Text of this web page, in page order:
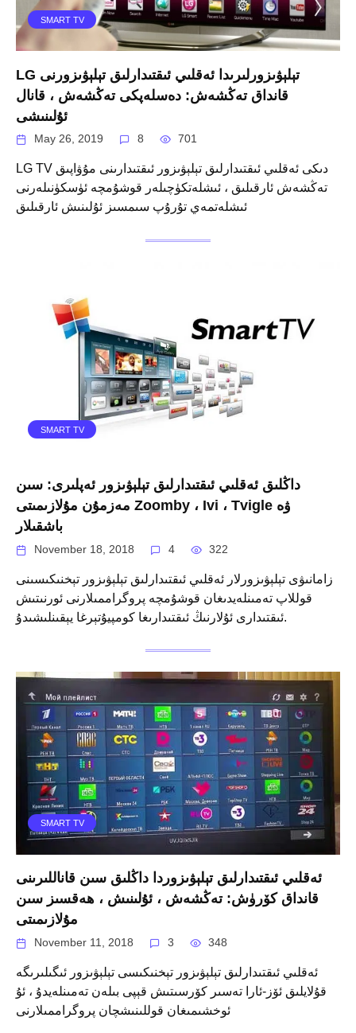
SMART TV
LG تېلېۋىزورلىرىدا ئەقلىي ئىقتىدارلىق تېلېۋىزورنى
قانداق تەڭشەش: دەسلەپكى تەڭشەش ، قانال
ئۇلىنىشى
May 26, 2019 8 701
LG TV دىكى ئەقلىي ئىقتىدارلىق تېلېۋىزور ئىقتىدارىنى مۇۋاپىق
تەڭشەش ئارقىلىق ، ئىشلەتكۈچىلەر قوشۇمچە ئۈسكۈنىلەرنى
ئىشلەتمەي تۇرۇپ سىمسىز ئۇلىنىش ئارقىلىق
SMART TV
داڭلىق ئەقلىي ئىقتىدارلىق تېلېۋىزور ئەپلىرى: سىن
مەزمۇن مۇلازىمىتى Zoomby ، Ivi ، Tvigle ۋە
باشقىلار
November 18, 2018 4 322
زامانىۋى تېلېۋىزورلار ئەقلىي ئىقتىدارلىق تېلېۋىزور تېخنىكىسىنى
قوللاپ تەمىنلەيدىغان قوشۇمچە پروگراممىلارنى ئورنىتىش
ئىقتىدارى ئۇلارنىڭ ئىقتىدارىغا كومپيۇتېرغا يېقىنلىشىدۇ.
SMART TV
ئەقلىي ئىقتىدارلىق تېلېۋىزوردا داڭلىق سىن قاناللىرىنى
قانداق كۆرۈش: تەڭشەش ، ئۇلىنىش ، ھەقسىز سىن
مۇلازىمىتى
November 11, 2018 3 348
ئەقلىي ئىقتىدارلىق تېلېۋىزور تېخنىكىسى تېلېۋىزور ئىگىلىرىگە
قۇلايلىق ئۆز-ئارا تەسىر كۆرسىتىش قېپى بىلەن تەمىنلەيدۇ ، ئۇ
ئوخشىمىغان قوللىنىشچان پروگراممىلارنى